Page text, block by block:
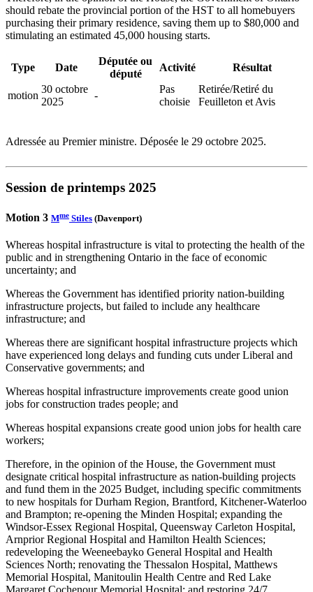
should rebate the provincial portion of the HST to all homebuyers
purchasing their primary residence, saving them up to $80,000 and
stimulating an estimated 45,000 housing starts.
Type Date
Députée ou
député
Activité Résultat
motion
30 octobre
2025
-
Pas
choisie
Retirée/Retiré du
Feuilleton et Avis
Adressée au Premier ministre. Déposée le 29 octobre 2025.
Session de printemps 2025
Motion 3 Mme Stiles (Davenport)
Whereas hospital infrastructure is vital to protecting the health of the
public and in strengthening Ontario in the face of economic
uncertainty; and
Whereas the Government has identified priority nation-building
infrastructure projects, but failed to include any healthcare
infrastructure; and
Whereas there are significant hospital infrastructure projects which
have experienced long delays and funding cuts under Liberal and
Conservative governments; and
Whereas hospital infrastructure improvements create good union
jobs for construction trades people; and
Whereas hospital expansions create good union jobs for health care
workers;
Therefore, in the opinion of the House, the Government must
designate critical hospital infrastructure as nation-building projects
and fund them in the 2025 Budget, including specific commitments
to new hospitals for Durham Region, Brantford, Kitchener-Waterloo
and Brampton; re-opening the Minden Hospital; expanding the
Windsor-Essex Regional Hospital, Queensway Carleton Hospital,
Arnprior Regional Hospital and Hamilton Health Sciences;
redeveloping the Weeneebayko General Hospital and Health
Sciences North; renovating the Thessalon Hospital, Matthews
Memorial Hospital, Manitoulin Health Centre and Red Lake